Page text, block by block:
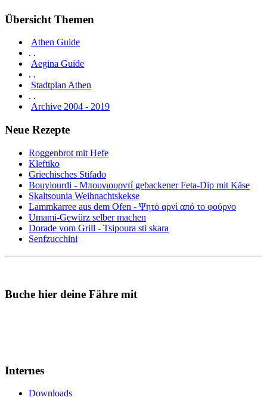
Übersicht Themen
Athen Guide
. .
Aegina Guide
. .
Stadtplan Athen
. .
Archive 2004 - 2019
Neue Rezepte
Roggenbrot mit Hefe
Kleftiko
Griechisches Stifado
Bouyiourdi - Μπουγιουρντί gebackener Feta-Dip mit Käse
Skaltsounia Weihnachtskekse
Lammkarree aus dem Ofen - Ψητό αρνί από το φούρνο
Umami-Gewürz selber machen
Dorade vom Grill - Tsipoura sti skara
Senfzucchini
Buche hier deine Fähre mit
Internes
Downloads